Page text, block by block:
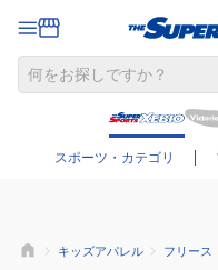
スポーツ・カテゴリ
キッズアパレル フリース